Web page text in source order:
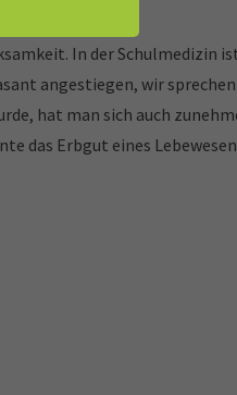
In der Schulmedizin
angestiegen, wir
hat man sich auch
das Erbgut eines